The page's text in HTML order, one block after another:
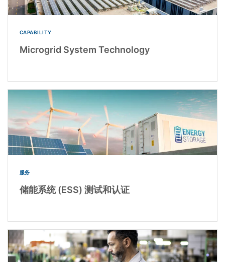
CAPABILITY
Microgrid System Technology
服务
储能系统 (ESS) 测试和认证